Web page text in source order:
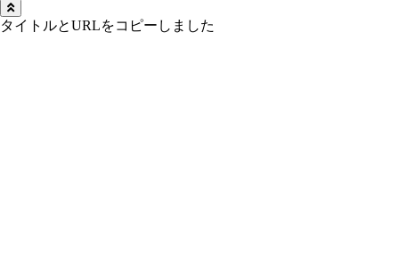
タイトルとURLをコピーしました